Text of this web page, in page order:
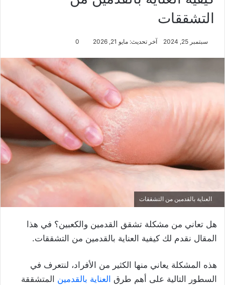
التشققات
سبتمبر 25, 2024 آخر تحديث: مايو 21, 2026 0
العناية بالقدمين من التشققات
هل تعاني من مشكلة تشقق القدمين والكعبين؟ في هذا
المقال نقدم لك كيفية العناية بالقدمين من التشققات.
هذه المشكلة يعاني منها الكثير من الأفراد، لنتعرف في
السطور التالية على أهم طرق العناية بالقدمين المتشققة